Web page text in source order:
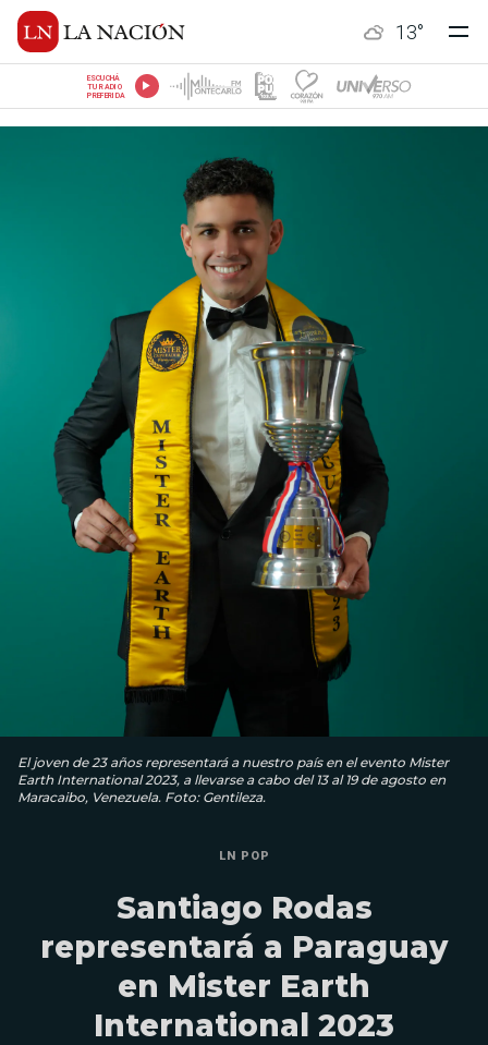
13°
ESCUCHÁ
TU RADIO
PREFERIDA
El joven de 23 años representará a nuestro país en el evento Mister
Earth International 2023, a llevarse a cabo del 13 al 19 de agosto en
Maracaibo, Venezuela. Foto: Gentileza.
LN POP
Santiago Rodas
representará a Paraguay
en Mister Earth
International 2023